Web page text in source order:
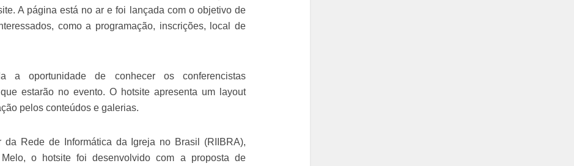
A página está no ar e foi lançada com o objetivo de
como a programação, inscrições, local de
a oportunidade de conhecer os conferencistas
estarão no evento. O hotsite apresenta um layout
pelos conteúdos e galerias.
da Rede de Informática da Igreja no Brasil (RIIBRA),
o hotsite foi desenvolvido com a proposta de